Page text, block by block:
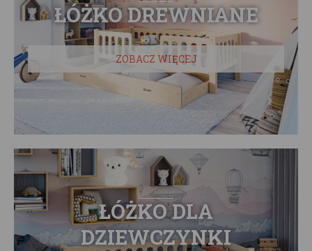
ŁÓŻKO DREWNIANE
ZOBACZ WIĘCEJ
ŁÓŻKO DLA
DZIEWCZYNKI